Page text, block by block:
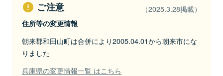
ご注意 （2025.3.28掲載）
住所等の変更情報
朝来郡和田山町は合併により2005.04.01から朝来市にな
りました
兵庫県の変更情報一覧 はこちら